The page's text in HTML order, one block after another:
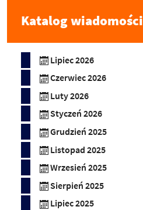
Katalog wiadomości
Lipiec 2026
Czerwiec 2026
Luty 2026
Styczeń 2026
Grudzień 2025
Listopad 2025
Wrzesień 2025
Sierpień 2025
Lipiec 2025